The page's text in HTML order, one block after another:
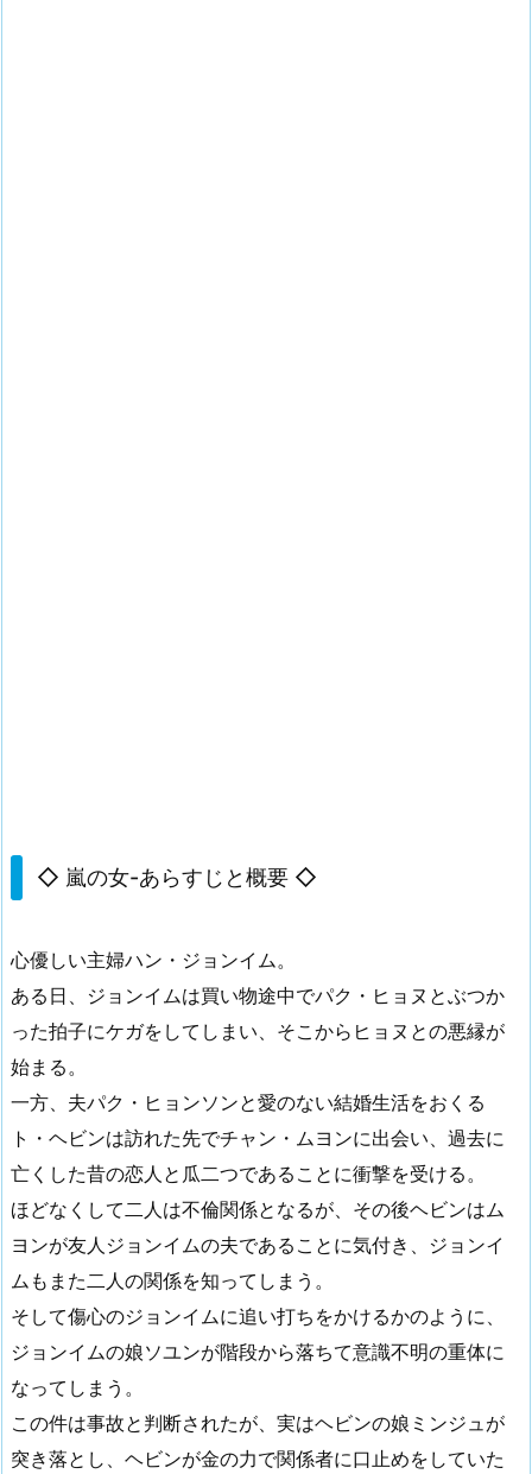
◇ 嵐の女-あらすじと概要 ◇
心優しい主婦ハン・ジョンイム。
ある日、ジョンイムは買い物途中でパク・ヒョヌとぶつか
った拍子にケガをしてしまい、そこからヒョヌとの悪縁が
始まる。
一方、夫パク・ヒョンソンと愛のない結婚生活をおくる
ト・ヘビンは訪れた先でチャン・ムヨンに出会い、過去に
亡くした昔の恋人と瓜二つであることに衝撃を受ける。
ほどなくして二人は不倫関係となるが、その後ヘビンはム
ヨンが友人ジョンイムの夫であることに気付き、ジョンイ
ムもまた二人の関係を知ってしまう。
そして傷心のジョンイムに追い打ちをかけるかのように、
ジョンイムの娘ソユンが階段から落ちて意識不明の重体に
なってしまう。
この件は事故と判断されたが、実はヘビンの娘ミンジュが
突き落とし、ヘビンが金の力で関係者に口止めをしていた